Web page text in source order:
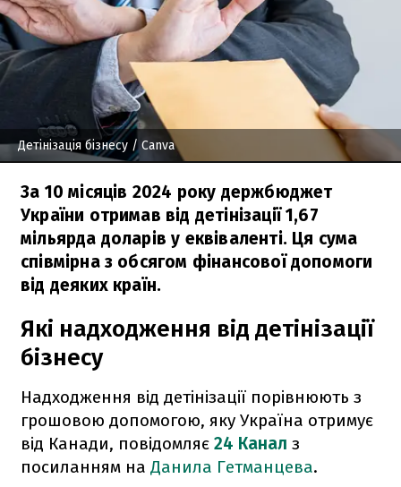
Детінізація бізнесу / Canva
За 10 місяців 2024 року держбюджет
України отримав від детінізації 1,67
мільярда доларів у еквіваленті. Ця сума
співмірна з обсягом фінансової допомоги
від деяких країн.
Які надходження від детінізації
бізнесу
Надходження від детінізації порівнюють з
грошовою допомогою, яку Україна отримує
від Канади, повідомляє 24 Канал з
посиланням на Данила Гетманцева.